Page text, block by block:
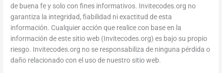
de buena fe y solo con fines informativos. Invitecodes.org no
garantiza la integridad, fiabilidad ni exactitud de esta
información. Cualquier acción que realice con base en la
información de este sitio web (Invitecodes.org) es bajo su propio
riesgo. Invitecodes.org no se responsabiliza de ninguna pérdida o
daño relacionado con el uso de nuestro sitio web.